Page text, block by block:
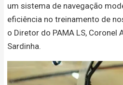
um sistema de navegação
eficiência no treinamento de
o Diretor do PAMA LS, Coronel
Sardinha.